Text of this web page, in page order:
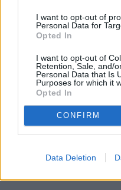
I want to opt-out of
Personal Data for
Opted In
I want to opt-out of
Retention, Sale, and/
Personal Data that Is
Purposes for which it
Opted In
CONFIRM
Data Deletion